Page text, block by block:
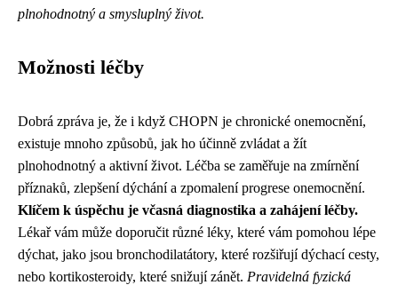
plnohodnotný a smysluplný život.
Možnosti léčby
Dobrá zpráva je, že i když CHOPN je chronické onemocnění,
existuje mnoho způsobů, jak ho účinně zvládat a žít
plnohodnotný a aktivní život. Léčba se zaměřuje na zmírnění
příznaků, zlepšení dýchání a zpomalení progrese onemocnění.
Klíčem k úspěchu je včasná diagnostika a zahájení léčby.
Lékař vám může doporučit různé léky, které vám pomohou lépe
dýchat, jako jsou bronchodilatátory, které rozšiřují dýchací cesty,
nebo kortikosteroidy, které snižují zánět. Pravidelná fyzická